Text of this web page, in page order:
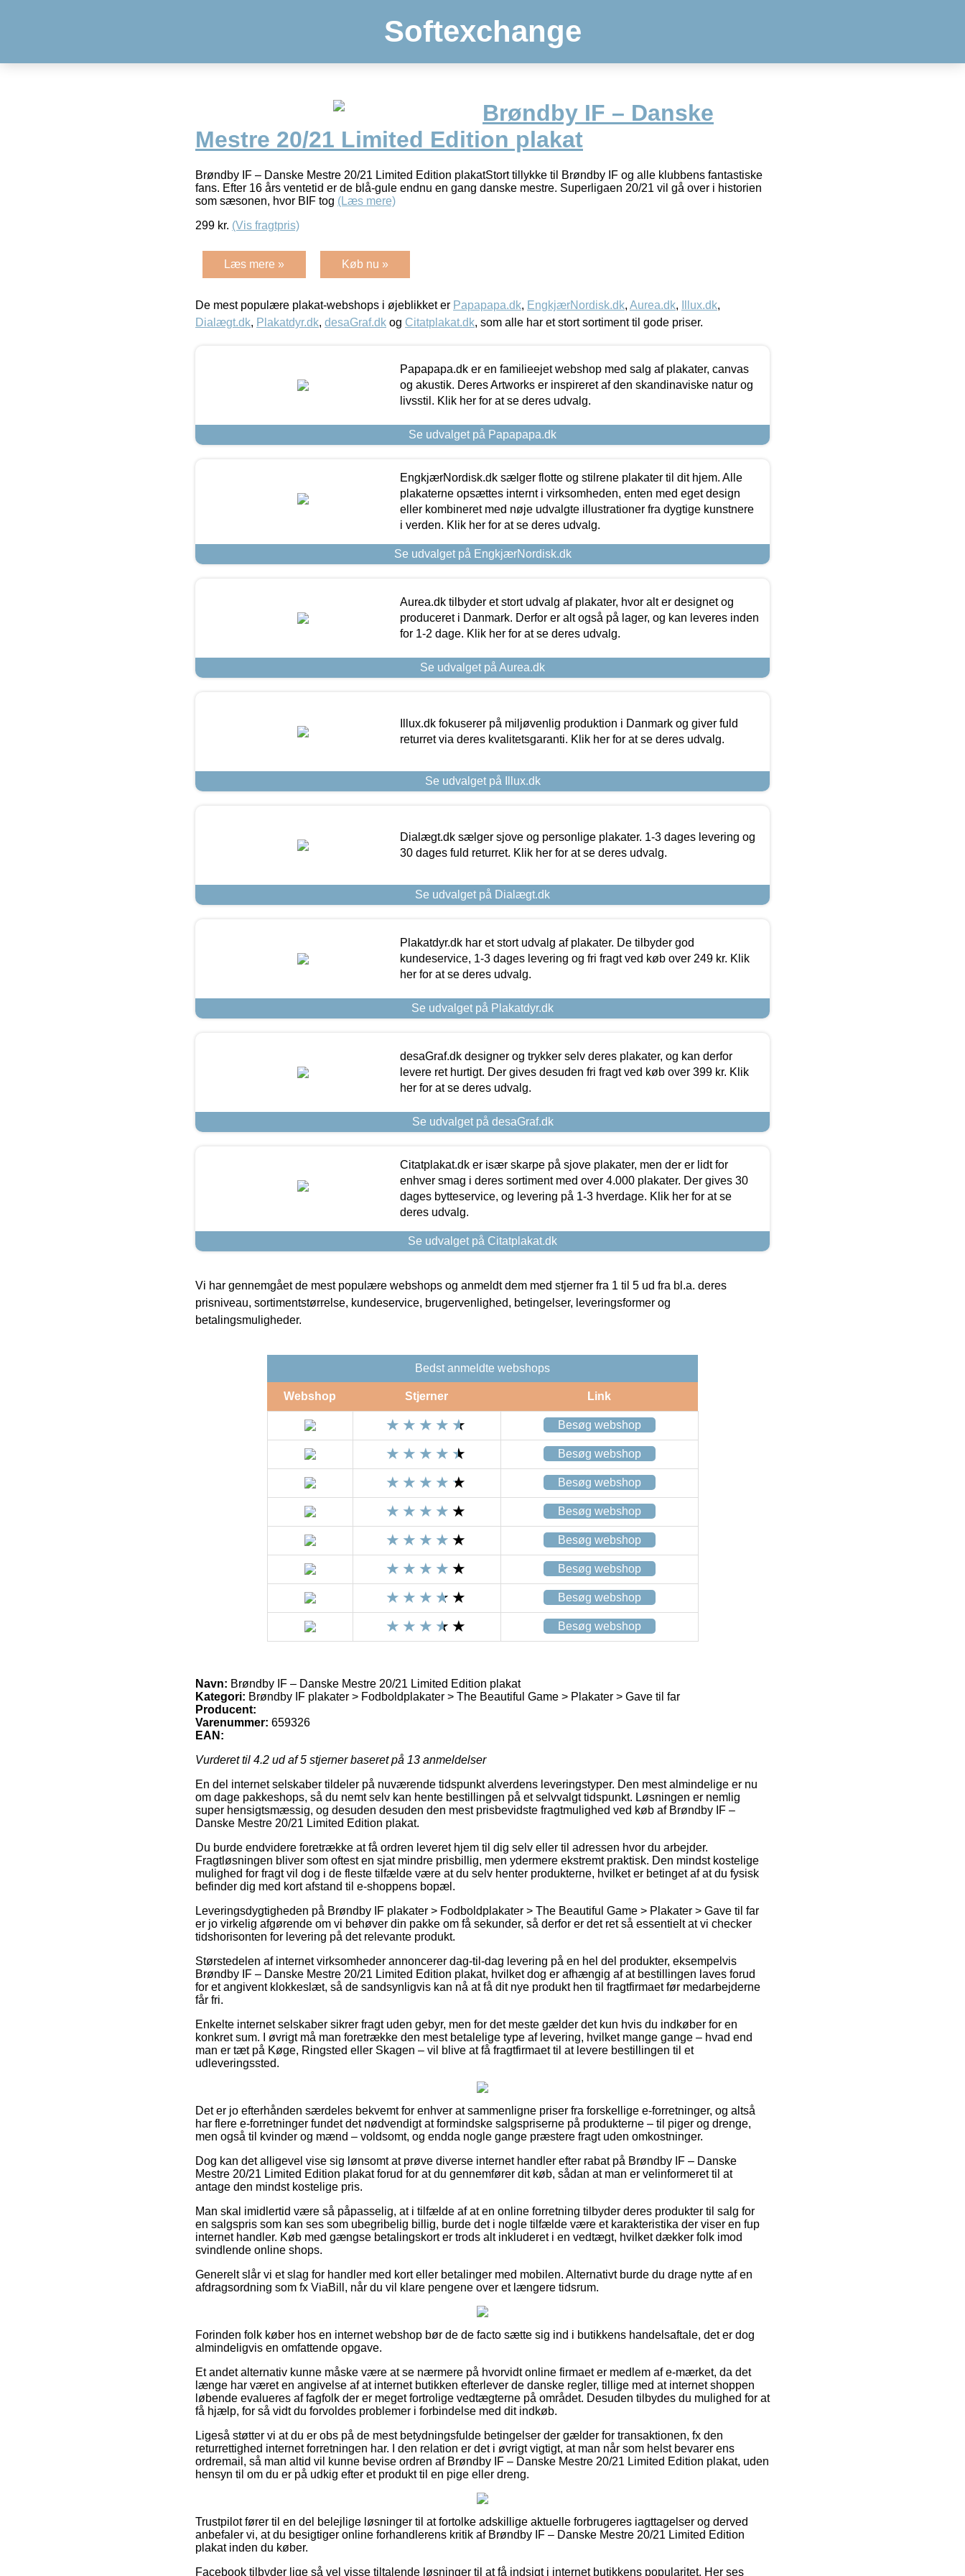
Softexchange
Brøndby IF – Danske
Mestre 20/21 Limited Edition plakat
Brøndby IF – Danske Mestre 20/21 Limited Edition plakatStort tillykke til Brøndby IF og alle klubbens fantastiske
fans. Efter 16 års ventetid er de blå-gule endnu en gang danske mestre. Superligaen 20/21 vil gå over i historien
som sæsonen, hvor BIF tog (Læs mere)
299 kr. (Vis fragtpris)
Læs mere » Køb nu »
De mest populære plakat-webshops i øjeblikket er Papapapa.dk, EngkjærNordisk.dk, Aurea.dk, Illux.dk,
Dialægt.dk, Plakatdyr.dk, desaGraf.dk og Citatplakat.dk, som alle har et stort sortiment til gode priser.
Papapapa.dk er en familieejet webshop med salg af plakater, canvas
og akustik. Deres Artworks er inspireret af den skandinaviske natur og
livsstil. Klik her for at se deres udvalg.
Se udvalget på Papapapa.dk
EngkjærNordisk.dk sælger flotte og stilrene plakater til dit hjem. Alle
plakaterne opsættes internt i virksomheden, enten med eget design
eller kombineret med nøje udvalgte illustrationer fra dygtige kunstnere
i verden. Klik her for at se deres udvalg.
Se udvalget på EngkjærNordisk.dk
Aurea.dk tilbyder et stort udvalg af plakater, hvor alt er designet og
produceret i Danmark. Derfor er alt også på lager, og kan leveres inden
for 1-2 dage. Klik her for at se deres udvalg.
Se udvalget på Aurea.dk
Illux.dk fokuserer på miljøvenlig produktion i Danmark og giver fuld
returret via deres kvalitetsgaranti. Klik her for at se deres udvalg.
Se udvalget på Illux.dk
Dialægt.dk sælger sjove og personlige plakater. 1-3 dages levering og
30 dages fuld returret. Klik her for at se deres udvalg.
Se udvalget på Dialægt.dk
Plakatdyr.dk har et stort udvalg af plakater. De tilbyder god
kundeservice, 1-3 dages levering og fri fragt ved køb over 249 kr. Klik
her for at se deres udvalg.
Se udvalget på Plakatdyr.dk
desaGraf.dk designer og trykker selv deres plakater, og kan derfor
levere ret hurtigt. Der gives desuden fri fragt ved køb over 399 kr. Klik
her for at se deres udvalg.
Se udvalget på desaGraf.dk
Citatplakat.dk er især skarpe på sjove plakater, men der er lidt for
enhver smag i deres sortiment med over 4.000 plakater. Der gives 30
dages bytteservice, og levering på 1-3 hverdage. Klik her for at se
deres udvalg.
Se udvalget på Citatplakat.dk
Vi har gennemgået de mest populære webshops og anmeldt dem med stjerner fra 1 til 5 ud fra bl.a. deres
prisniveau, sortimentstørrelse, kundeservice, brugervenlighed, betingelser, leveringsformer og
betalingsmuligheder.
Bedst anmeldte webshops
Webshop Stjerner Link
Besøg webshop
Besøg webshop
Besøg webshop
Besøg webshop
Besøg webshop
Besøg webshop
Besøg webshop
Besøg webshop
Navn: Brøndby IF – Danske Mestre 20/21 Limited Edition plakat
Kategori: Brøndby IF plakater > Fodboldplakater > The Beautiful Game > Plakater > Gave til far
Producent:
Varenummer: 659326
EAN:
Vurderet til 4.2 ud af 5 stjerner baseret på 13 anmeldelser
En del internet selskaber tildeler på nuværende tidspunkt alverdens leveringstyper. Den mest almindelige er nu
om dage pakkeshops, så du nemt selv kan hente bestillingen på et selvvalgt tidspunkt. Løsningen er nemlig
super hensigtsmæssig, og desuden desuden den mest prisbevidste fragtmulighed ved køb af Brøndby IF –
Danske Mestre 20/21 Limited Edition plakat.
Du burde endvidere foretrække at få ordren leveret hjem til dig selv eller til adressen hvor du arbejder.
Fragtløsningen bliver som oftest en sjat mindre prisbillig, men ydermere ekstremt praktisk. Den mindst kostelige
mulighed for fragt vil dog i de fleste tilfælde være at du selv henter produkterne, hvilket er betinget af at du fysisk
befinder dig med kort afstand til e-shoppens bopæl.
Leveringsdygtigheden på Brøndby IF plakater > Fodboldplakater > The Beautiful Game > Plakater > Gave til far
er jo virkelig afgørende om vi behøver din pakke om få sekunder, så derfor er det ret så essentielt at vi checker
tidshorisonten for levering på det relevante produkt.
Størstedelen af internet virksomheder annoncerer dag-til-dag levering på en hel del produkter, eksempelvis
Brøndby IF – Danske Mestre 20/21 Limited Edition plakat, hvilket dog er afhængig af at bestillingen laves forud
for et angivent klokkeslæt, så de sandsynligvis kan nå at få dit nye produkt hen til fragtfirmaet før medarbejderne
får fri.
Enkelte internet selskaber sikrer fragt uden gebyr, men for det meste gælder det kun hvis du indkøber for en
konkret sum. I øvrigt må man foretrække den mest betalelige type af levering, hvilket mange gange – hvad end
man er tæt på Køge, Ringsted eller Skagen – vil blive at få fragtfirmaet til at levere bestillingen til et
udleveringssted.
Det er jo efterhånden særdeles bekvemt for enhver at sammenligne priser fra forskellige e-forretninger, og altså
har flere e-forretninger fundet det nødvendigt at formindske salgspriserne på produkterne – til piger og drenge,
men også til kvinder og mænd – voldsomt, og endda nogle gange præstere fragt uden omkostninger.
Dog kan det alligevel vise sig lønsomt at prøve diverse internet handler efter rabat på Brøndby IF – Danske
Mestre 20/21 Limited Edition plakat forud for at du gennemfører dit køb, sådan at man er velinformeret til at
antage den mindst kostelige pris.
Man skal imidlertid være så påpasselig, at i tilfælde af at en online forretning tilbyder deres produkter til salg for
en salgspris som kan ses som ubegribelig billig, burde det i nogle tilfælde være et karakteristika der viser en fup
internet handler. Køb med gængse betalingskort er trods alt inkluderet i en vedtægt, hvilket dækker folk imod
svindlende online shops.
Generelt slår vi et slag for handler med kort eller betalinger med mobilen. Alternativt burde du drage nytte af en
afdragsordning som fx ViaBill, når du vil klare pengene over et længere tidsrum.
Forinden folk køber hos en internet webshop bør de de facto sætte sig ind i butikkens handelsaftale, det er dog
almindeligvis en omfattende opgave.
Et andet alternativ kunne måske være at se nærmere på hvorvidt online firmaet er medlem af e-mærket, da det
længe har været en angivelse af at internet butikken efterlever de danske regler, tillige med at internet shoppen
løbende evalueres af fagfolk der er meget fortrolige vedtægterne på området. Desuden tilbydes du mulighed for at
få hjælp, for så vidt du forvoldes problemer i forbindelse med dit indkøb.
Ligeså støtter vi at du er obs på de mest betydningsfulde betingelser der gælder for transaktionen, fx den
returrettighed internet forretningen har. I den relation er det i øvrigt vigtigt, at man når som helst bevarer ens
ordremail, så man altid vil kunne bevise ordren af Brøndby IF – Danske Mestre 20/21 Limited Edition plakat, uden
hensyn til om du er på udkig efter et produkt til en pige eller dreng.
Trustpilot fører til en del belejlige løsninger til at fortolke adskillige aktuelle forbrugeres iagttagelser og derved
anbefaler vi, at du besigtiger online forhandlerens kritik af Brøndby IF – Danske Mestre 20/21 Limited Edition
plakat inden du køber.
Facebook tilbyder lige så vel visse tiltalende løsninger til at få indsigt i internet butikkens popularitet. Her ses